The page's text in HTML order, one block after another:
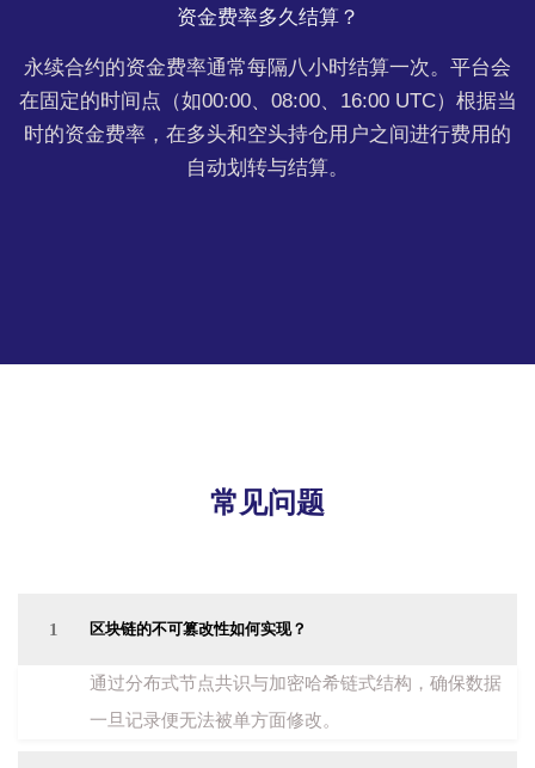
资金费率多久结算？
永续合约的资金费率通常每隔八小时结算一次。平台会
在固定的时间点（如00:00、08:00、16:00 UTC）根据当
时的资金费率，在多头和空头持仓用户之间进行费用的
自动划转与结算。
常见问题
1 区块链的不可篡改性如何实现？
通过分布式节点共识与加密哈希链式结构，确保数据
一旦记录便无法被单方面修改。